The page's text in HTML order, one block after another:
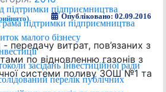
підтримки підприємництва
підтримки підприємництва
малого бізнесу
засідань Інвестиційної ради
перелік публічних
Опубліковано: 02.09.2016
витрат, пов’язаних з
по відновленню газонів з
системи поливу ЗОШ №1 та